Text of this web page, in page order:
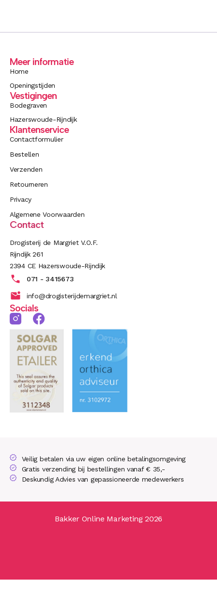
Meer informatie
Home
Openingstijden
Vestigingen
Bodegraven
Hazerswoude-Rijndijk
Klantenservice
Contactformulier
Bestellen
Verzenden
Retourneren
Privacy
Algemene Voorwaarden
Contact
Drogisterij de Margriet V.O.F.
Rijndijk 261
2394 CE Hazerswoude-Rijndijk
071 - 3415673
info@drogisterijdemargriet.nl
Socials
Veilig betalen via uw eigen online betalingsomgeving
Gratis verzending bij bestellingen vanaf € 35,-
Deskundig Advies van gepassioneerde medewerkers
Bakker Online Marketing 2026